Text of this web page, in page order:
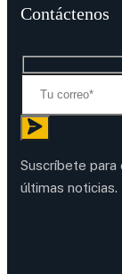
Contáctenos
Suscríbete
últimas noticias.